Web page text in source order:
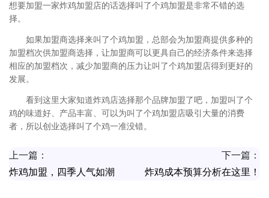
想要加盟一家炸鸡加盟店的话选择叫了个鸡加盟是非常不错的选
择。
如果加盟商选择来叫了个鸡加盟，总部会为加盟商提供多种的
加盟档次供加盟商选择，让加盟商可以更具自己的经济条件来选择
相应的加盟档次，减少加盟商的压力让叫了个鸡加盟店得到更好的
发展。
看到这里大家知道炸鸡店选择那个品牌加盟了吧，加盟叫了个
鸡的味道好、产品丰富、可以为叫了个鸡加盟店吸引大量的消费
者，所以创业选择叫了个鸡一准没错。
上一篇：
炸鸡加盟，四季人气如潮
下一篇：
炸鸡成本预算分析在这里！